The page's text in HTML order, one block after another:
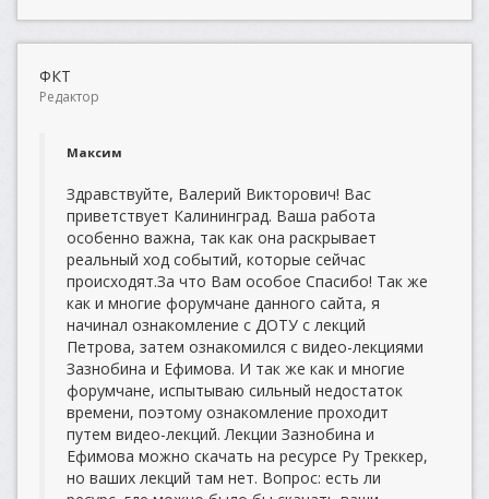
ФКТ
Редактор
Максим
Здравствуйте, Валерий Викторович! Вас
приветствует Калининград. Ваша работа
особенно важна, так как она раскрывает
реальный ход событий, которые сейчас
происходят.За что Вам особое Спасибо! Так же
как и многие форумчане данного сайта, я
начинал ознакомление с ДОТУ с лекций
Петрова, затем ознакомился с видео-лекциями
Зазнобина и Ефимова. И так же как и многие
форумчане, испытываю сильный недостаток
времени, поэтому ознакомление проходит
путем видео-лекций. Лекции Зазнобина и
Ефимова можно скачать на ресурсе Ру Треккер,
но ваших лекций там нет. Вопрос: есть ли